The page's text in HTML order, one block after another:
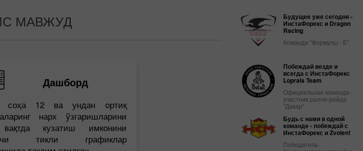
МАВЖУД
Дашборд
соҳа 12 ва ундан ортиқ
нарх ўзгаришларини
кузатиш имконини
тикли графиклар
Будущее уже сегодня -
ИнстаФорекс и Dragon
Racing
Команда "Формулы - Е"
Побеждай везде и
всегда с ИнстаФорекс
Loprais Team
Официальная команда-
участник ралли-рейда
"Дакар"
Будь с нами в одной
команде - побеждай с
ИнстаФорекс и Zvolen!
Победитель